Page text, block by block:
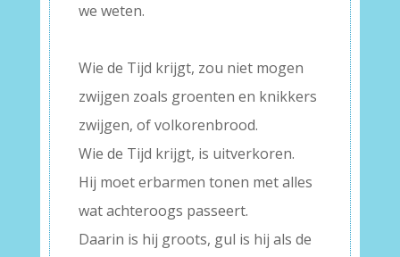
we weten.
Wie de Tijd krijgt, zou niet mogen
zwijgen zoals groenten en knikkers
zwijgen, of volkorenbrood.
Wie de Tijd krijgt, is uitverkoren.
Hij moet erbarmen tonen met alles
wat achteroogs passeert.
Daarin is hij groots, gul is hij als de